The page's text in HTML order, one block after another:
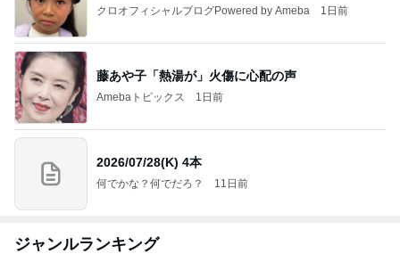
クロオフィシャルブログPowered by Ameba 1日前
藤あや子「熱湯が」火傷に心配の声
Amebaトピックス 1日前
2026/07/28(K) 4本
何でかな？何でだろ？ 11日前
ジャンルランキング